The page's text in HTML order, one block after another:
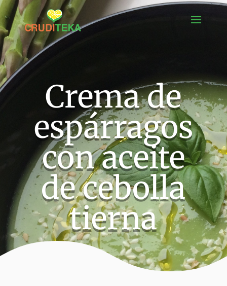
Crema de
espárragos
con aceite
de cebolla
tierna